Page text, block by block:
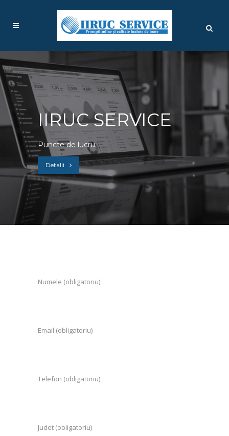
IIRUC SERVICE
Puncte de lucru.
Detalii
Numele (obligatoriu)
Email (obligatoriu)
Telefon (obligatoriu)
Judet (obligatoriu)